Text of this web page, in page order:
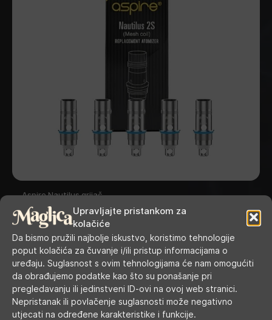
Upravljajte pristankom za
kolačiće
Da bismo pružili najbolje iskustvo, koristimo tehnologije
poput kolačića za čuvanje i/ili pristup informacijama o
uređaju. Suglasnost s ovim tehnologijama će nam omogućiti
da obrađujemo podatke kao što su ponašanje pri
pregledavanju ili jedinstveni ID-ovi na ovoj web stranici.
Nepristanak ili povlačenje suglasnosti može negativno
utjecati na određene karakteristike i funkcije.
Aspire Nautilus grijač
RADNO VRIJEME